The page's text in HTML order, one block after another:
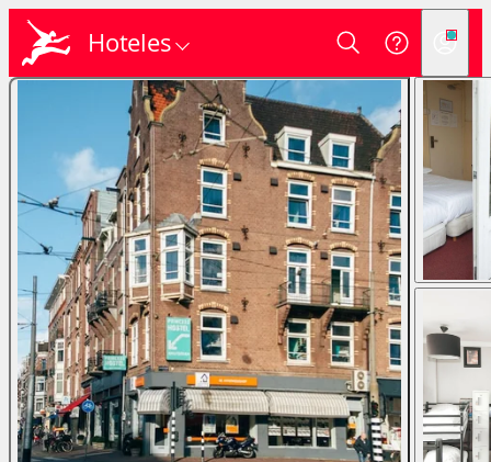
Hoteles